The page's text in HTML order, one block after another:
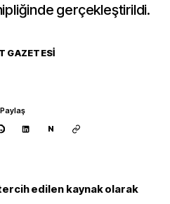
gerçekleştirildi.
GAZETESI
Paylaş
N
edilen kaynak olarak